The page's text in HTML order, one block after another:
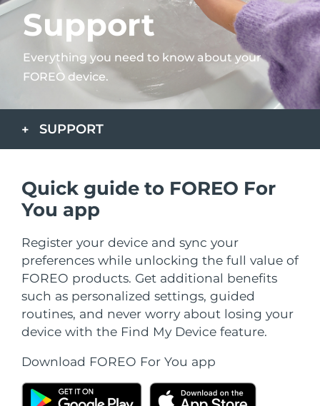
Support
Everything you need to know about your
FOREO device.
SUPPORT
Quick guide to FOREO For
You app
Register your device and sync your
preferences while unlocking the full value of
FOREO products. Get additional benefits
such as personalized settings, guided
routines, and never worry about losing your
device with the Find My Device feature.
Download FOREO For You app
Мои заказы
Мои адреса
Мои подписки
issa™ Teeth Whitening Set
FAQ™ Dual LED Panel
ПОДАРКИ И НАБОРЫ
Специальные
предложения
БЕСТСЕЛЛЕРЫ
Терапия красным светом
Polski
Svenska
Русский
Türkçe
简体中文 繁體中文
Страна доставки
Соединенные
Штаты
Великобритания
Ожидаемая дата доставки
8/9/26
Австралия
Ожидаемая дата доставки
8/12/26
Франция
Ожидаемая дата доставки
8/9/26
Германия
Канада
Ожидаемая дата доставки